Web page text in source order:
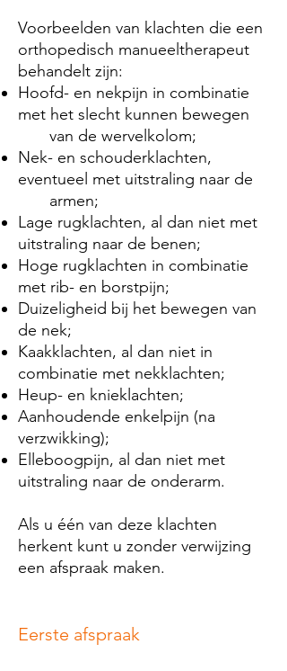
Voorbeelden van klachten die een
orthopedisch manueeltherapeut
behandelt zijn:
Hoofd- en nekpijn in combinatie
met het slecht kunnen bewegen
van de wervelkolom;
Nek- en schouderklachten,
eventueel met uitstraling naar de
armen;
Lage rugklachten, al dan niet met
uitstraling naar de benen;
Hoge rugklachten in combinatie
met rib- en borstpijn;
Duizeligheid bij het bewegen van
de nek;
Kaakklachten, al dan niet in
combinatie met nekklachten;
Heup- en knieklachten;
Aanhoudende enkelpijn (na
verzwikking);
Elleboogpijn, al dan niet met
uitstraling naar de onderarm.
Als u één van deze klachten
herkent kunt u zonder verwijzing
een afspraak maken.
Eerste afspraak